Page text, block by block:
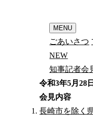
MENU
ごあいさつ
NEW
知事記者会
令和3年5月28
会見内容
長崎市を除く